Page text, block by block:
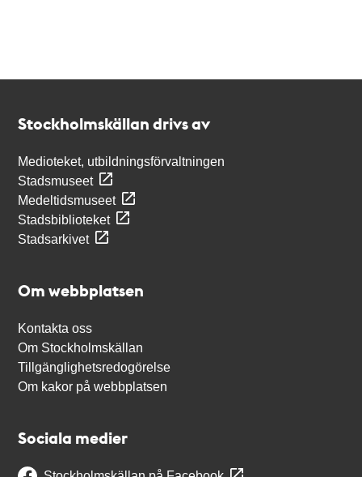
Stockholmskällan drivs av
Medioteket, utbildningsförvaltningen
Stadsmuseet
Medeltidsmuseet
Stadsbiblioteket
Stadsarkivet
Om webbplatsen
Kontakta oss
Om Stockholmskällan
Tillgänglighetsredogörelse
Om kakor på webbplatsen
Sociala medier